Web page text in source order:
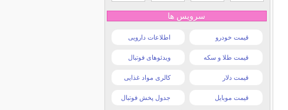
سرویس ها
قیمت خودرو اطلاعات دارویی
قیمت طلا و سکه ویدئوهای فوتبال
قیمت دلار کالری مواد غذایی
قیمت موبایل جدول پخش فوتبال